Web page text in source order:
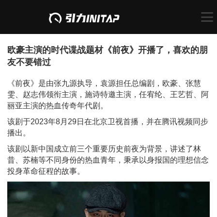
欧豪主演的时代谍战题材《前夜》开播了，喜欢的朋
友不要错过
《前夜》是由张九源执导，袁源担任总编剧，欧豪、张慧
雯、赵志伟领衔主演，施诗特邀主演，任宥纶、王艺哲、阿
丽亚主演的热血传奇年代剧。
该剧于2023年8月29日在北京卫视首播，并在腾讯视频同步
播出。
该剧以新中国成立前三个重要历史前夜为背景，讲述了林
昔、苏楠等不同身份的热血青年，秉承以身报国的理想信念
投身革命征程的故事。